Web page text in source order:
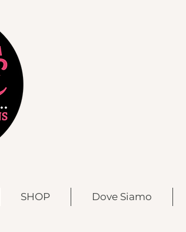
SHOP Dove Siamo